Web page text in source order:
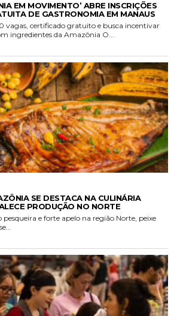
EM MOVIMENTO’ ABRE INSCRIÇÕES
DE GASTRONOMIA EM MANAUS
vagas, certificado gratuito e busca incentivar
ingredientes da Amazônia O...
SE DESTACA NA CULINÁRIA
PRODUÇÃO NO NORTE
e forte apelo na região Norte, peixe